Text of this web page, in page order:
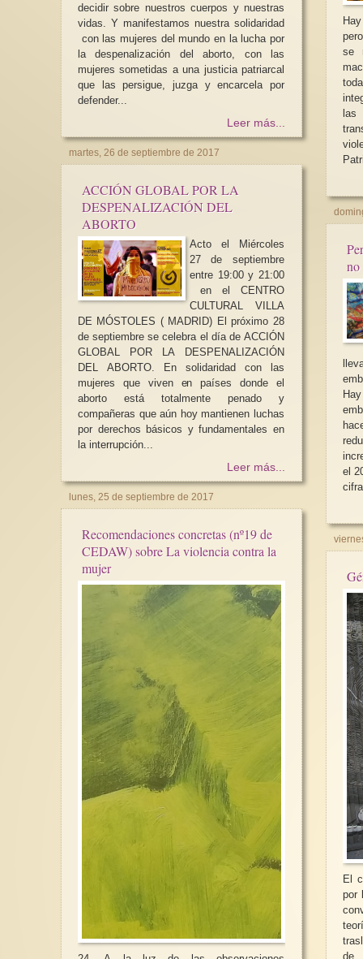
decidir sobre nuestros cuerpos y nuestras
vidas. Y manifestamos nuestra solidaridad
con las mujeres del mundo en la lucha por
la despenalización del aborto, con las
mujeres sometidas a una justicia patriarcal
que las persigue, juzga y encarcela por
defender...
Leer más...
martes, 26 de septiembre de 2017
ACCIÓN GLOBAL POR LA
DESPENALIZACIÓN DEL
ABORTO
Acto el Miércoles
27 de septiembre
entre 19:00 y 21:00
en el CENTRO
CULTURAL VILLA
DE MÓSTOLES ( MADRID) El próximo 28
de septiembre se celebra el día de ACCIÓN
GLOBAL POR LA DESPENALIZACIÓN
DEL ABORTO. En solidaridad con las
mujeres que viven en países donde el
aborto está totalmente penado y
compañeras que aún hoy mantienen luchas
por derechos básicos y fundamentales en
la interrupción...
Leer más...
lunes, 25 de septiembre de 2017
Recomendaciones concretas (nº19 de
CEDAW) sobre La violencia contra la
mujer
se
las
no
el
El
por
de